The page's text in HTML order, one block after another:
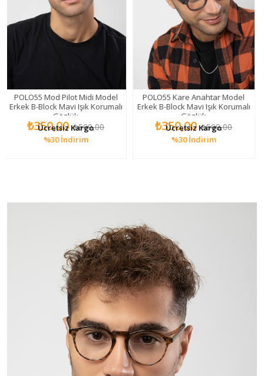
Mod Pilot Midi Model
Block Mavi Işık Korumalı
₺500,00
İndirim
Ücretsiz Kargo
POLO55 Kare Anahtar Model
Erkek B-Block Mavi Işık Korumalı
₺350,00 ₺500,00
İndirim
Ücretsiz Kargo
block